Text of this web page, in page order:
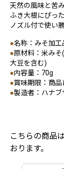
天然の風味と苦
ふき大根にぴった
ノズル付で使い
●名称：みそ加工
●原材料：米み
大豆を含む)
●内容量：70g
●賞味期限：商品
●製造者：ハナ
こちらの商品
おります。